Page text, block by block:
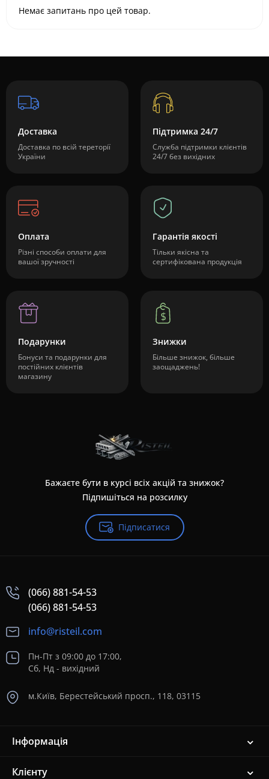
Немає запитань про цей товар.
Доставка
Доставка по всій тереторії
України
Підтримка 24/7
Служба підтримки клієнтів
24/7 без вихідних
Оплата
Різні способи оплати для
вашої зручності
Гарантія якості
Тільки якісна та
сертифікована продукція
Подарунки
Бонуси та подарунки для
постійних клієнтів
магазину
Знижки
Більше знижок, більше
заощаджень!
Бажаєте бути в курсі всіх акцій та знижок?
Підпишіться на розсилку
Підписатися
(066) 881-54-53
(066) 881-54-53
info@risteil.com
Пн-Пт з 09:00 до 17:00,
Сб, Нд - вихідний
м.Київ, Берестейський просп., 118, 03115
Інформація
Клієнту